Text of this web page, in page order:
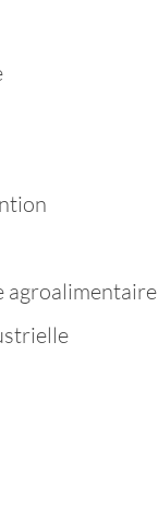
agroalimentaire